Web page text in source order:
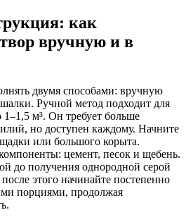
как
вручную и в
двумя способами: вручную
Ручной метод подходит для
м³. Он требует больше
но доступен каждому. Начните
или большого корыта.
цемент, песок и щебень.
до получения однородной серой
этого начинайте постепенно
порциями, продолжая